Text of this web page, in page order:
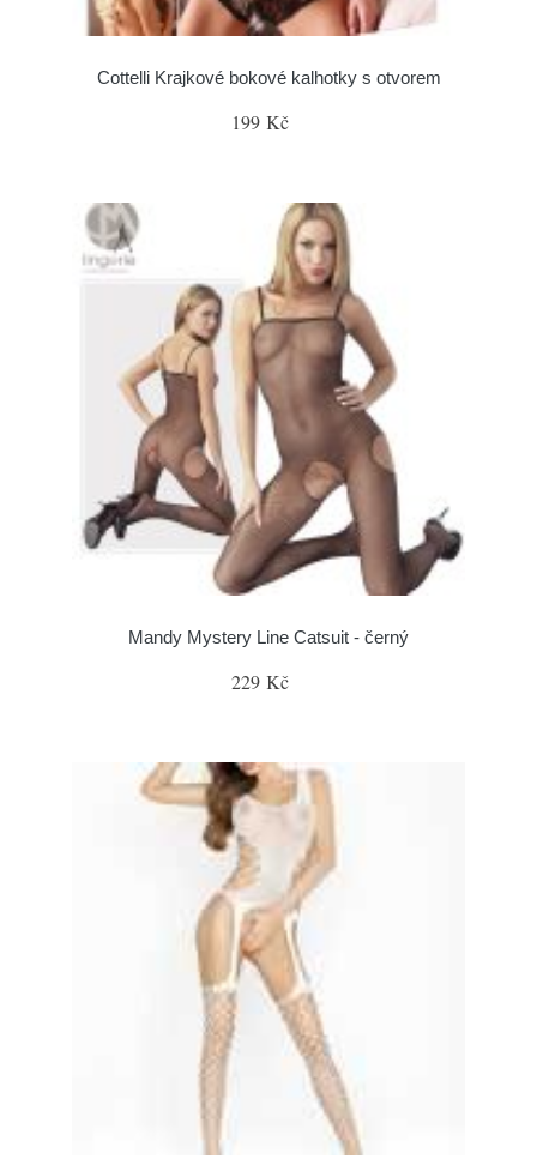
Cottelli Krajkové bokové kalhotky s otvorem
199 Kč
Mandy Mystery Line Catsuit - černý
229 Kč